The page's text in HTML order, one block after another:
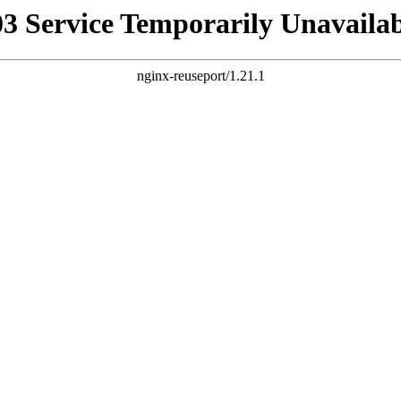
Service Temporarily
nginx-reuseport/1.21.1